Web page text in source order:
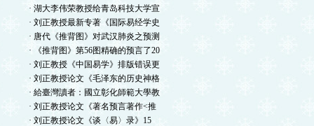
· 湖大李伟荣教授给青岛科技大学宣
· 刘正教授最新专著《国际易经学史
· 唐代《推背图》对武汉肺炎之预测
· 《推背图》第56图精确的预言了20
· 刘正教授《中国易学》排版错误更
· 刘正教授论文《毛泽东的历史神格
· 給臺灣讀者：國立彰化師範大學教
· 刘正教授论文《著名预言著作<推
· 刘正教授论文《谈〈易〉录》15